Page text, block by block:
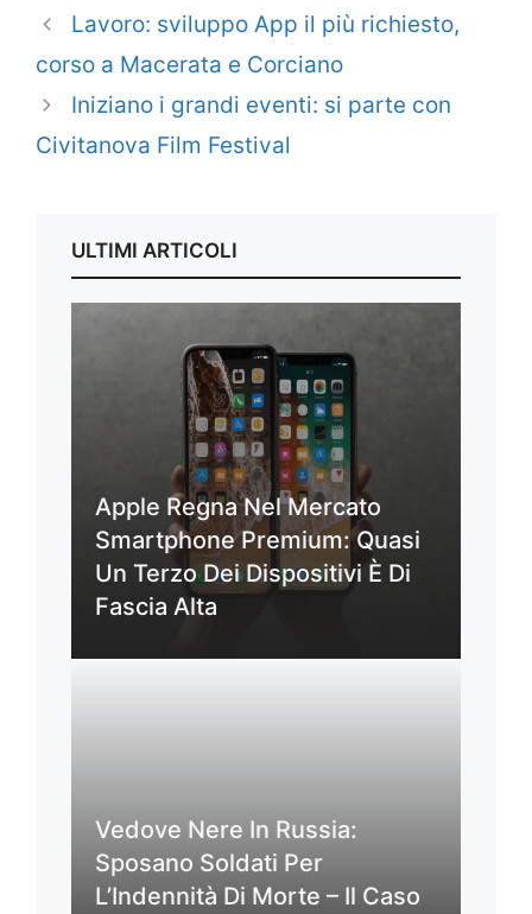
Lavoro: sviluppo App il più richiesto,
corso a Macerata e Corciano
Iniziano i grandi eventi: si parte con
Civitanova Film Festival
ULTIMI ARTICOLI
Apple Regna Nel Mercato
Smartphone Premium: Quasi
Un Terzo Dei Dispositivi È Di
Fascia Alta
Vedove Nere In Russia:
Sposano Soldati Per
L’Indennità Di Morte – Il Caso